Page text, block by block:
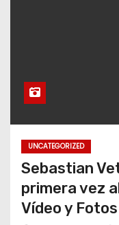
UNCATEGORIZED
Sebastian
primera vez
Vídeo y Fotos